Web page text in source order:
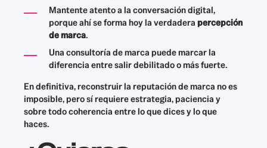
Mantente atento a la conversación digital,
porque ahí se forma hoy la verdadera percepción
de marca.
Una consultoría de marca puede marcar la
diferencia entre salir debilitado o más fuerte.
En definitiva, reconstruir la reputación de marca no es
imposible, pero sí requiere estrategia, paciencia y
sobre todo coherencia entre lo que dices y lo que
haces.